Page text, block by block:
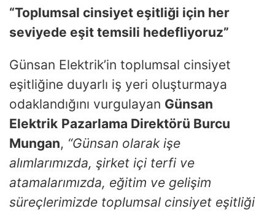
“Toplumsal cinsiyet eşitliği için her
seviyede eşit temsili hedefliyoruz”
Günsan Elektrik’in toplumsal cinsiyet
eşitliğine duyarlı iş yeri oluşturmaya
odaklandığını vurgulayan Günsan
Elektrik Pazarlama Direktörü Burcu
Mungan, “Günsan olarak işe
alımlarımızda, şirket içi terfi ve
atamalarımızda, eğitim ve gelişim
süreçlerimizde toplumsal cinsiyet eşitliği